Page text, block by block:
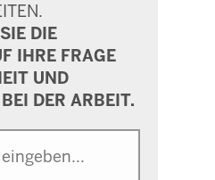
DIE
IHRE FRAGE
UND
DER ARBEIT.